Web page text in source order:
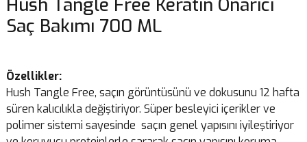
Hush Tangle Free Keratin Onarıcı
Saç Bakımı 700 ML
Özellikler:
Hush Tangle Free, saçın görüntüsünü ve dokusunu 12 hafta
süren kalıcılıkla değiştiriyor. Süper besleyici içerikler ve
polimer sistemi sayesinde saçın genel yapısını iyileştiriyor